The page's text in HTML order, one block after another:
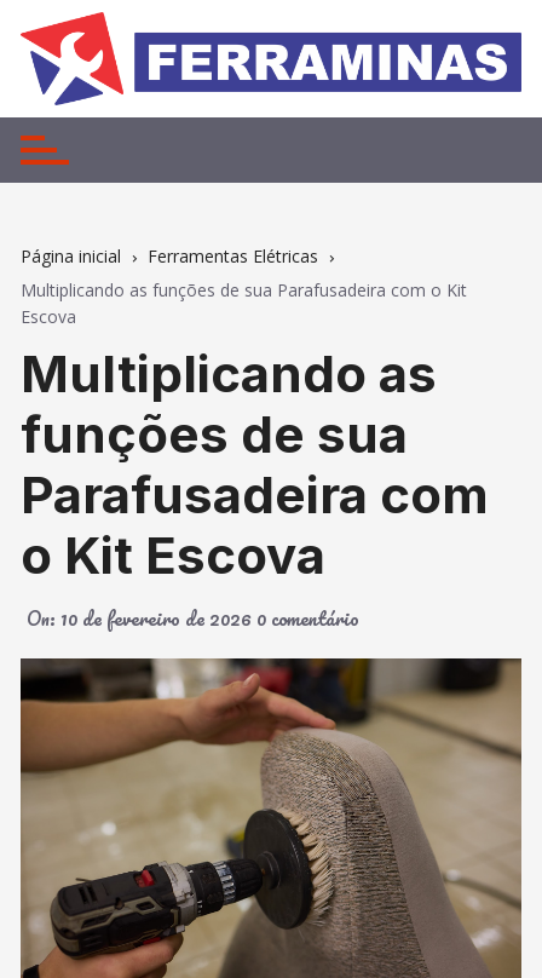
para
conteúdo
Página inicial
Ferramentas Elétricas
Multiplicando as funções de sua Parafusadeira com o Kit
Escova
Multiplicando as
funções de sua
Parafusadeira com
o Kit Escova
On: 10 de fevereiro de 20260 comentário